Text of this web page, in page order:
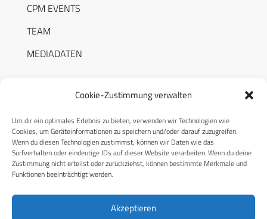
Cookie-Zustimmung verwalten
Um dir ein optimales Erlebnis zu bieten, verwenden wir Technologien wie
Cookies, um Geräteinformationen zu speichern und/oder darauf zuzugreifen.
Wenn du diesen Technologien zustimmst, können wir Daten wie das
Surfverhalten oder eindeutige IDs auf dieser Website verarbeiten. Wenn du deine
Zustimmung nicht erteilst oder zurückziehst, können bestimmte Merkmale und
Funktionen beeinträchtigt werden.
Akzeptieren
CPM EVENTS
TEAM
MEDIADATEN
RECHTLICHES
Datenschutzerklärung
Cookie-Richtlinie (EU)